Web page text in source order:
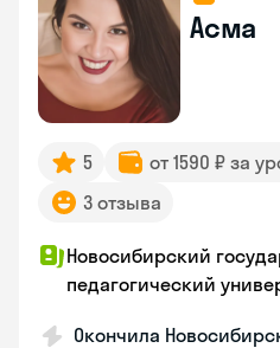
Асма
5 от 1590 ₽ за
3 отзыва
Новосибирский
педагогический
Окончила